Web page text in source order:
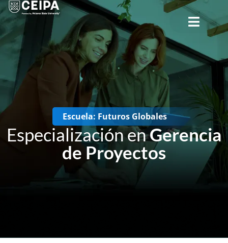
CERRAR
Escuela: Futuros Globales
Especialización enGerencia
de Proyectos